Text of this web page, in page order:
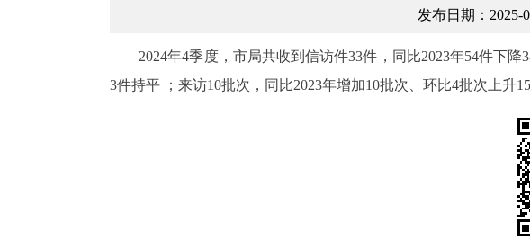
发布日期：2025-
2024年4季度，市局共收到信访件33件，同比2023年54件下降
3件持平 ；来访10批次，同比2023年增加10批次、环比4批次上升